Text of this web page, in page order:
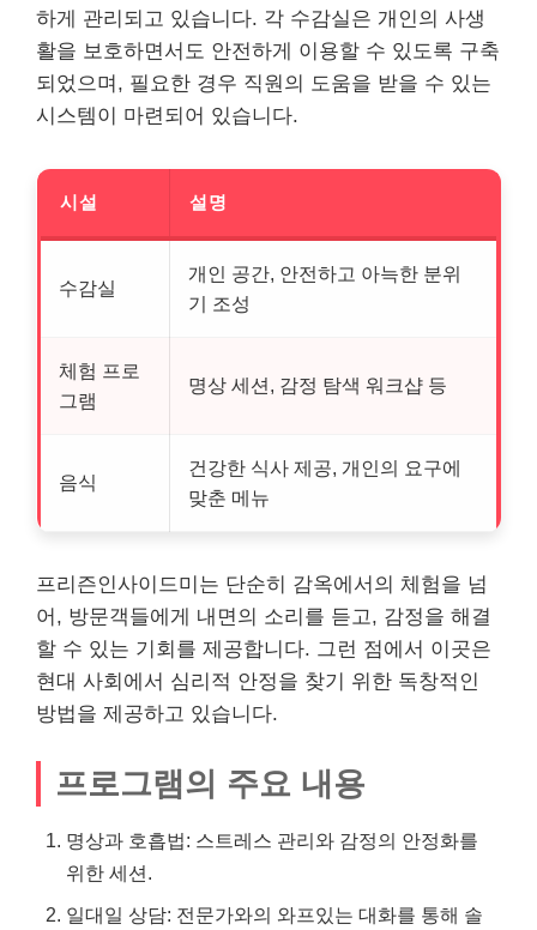
하게 관리되고 있습니다. 각 수감실은 개인의 사생
활을 보호하면서도 안전하게 이용할 수 있도록 구축
되었으며, 필요한 경우 직원의 도움을 받을 수 있는
시스템이 마련되어 있습니다.
시설 설명
수감실
개인 공간, 안전하고 아늑한 분위
기 조성
체험 프로
그램
명상 세션, 감정 탐색 워크샵 등
음식
건강한 식사 제공, 개인의 요구에
맞춘 메뉴
프리즌인사이드미는 단순히 감옥에서의 체험을 넘
어, 방문객들에게 내면의 소리를 듣고, 감정을 해결
할 수 있는 기회를 제공합니다. 그런 점에서 이곳은
현대 사회에서 심리적 안정을 찾기 위한 독창적인
방법을 제공하고 있습니다.
프로그램의 주요 내용
명상과 호흡법: 스트레스 관리와 감정의 안정화를
위한 세션.
일대일 상담: 전문가와의 와프있는 대화를 통해 솔